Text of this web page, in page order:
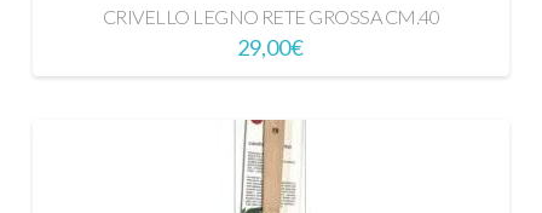
CRIVELLO LEGNO RETE GROSSA CM.40
29,00€